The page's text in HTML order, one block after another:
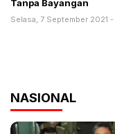
Tanpa Bayangan
Selasa, 7 September 2021 -
NASIONAL